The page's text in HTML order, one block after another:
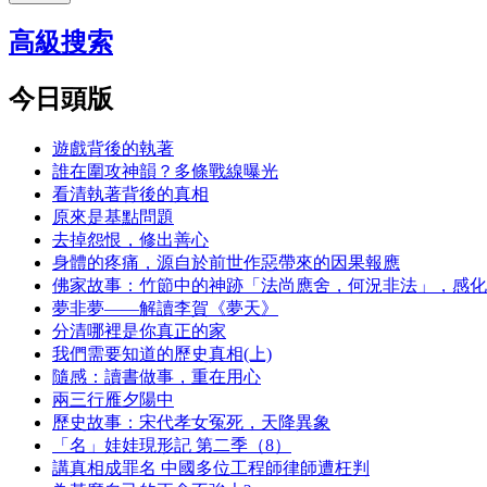
高級搜索
今日頭版
遊戲背後的執著
誰在圍攻神韻？多條戰線曝光
看清執著背後的真相
原來是基點問題
去掉怨恨，修出善心
身體的疼痛，源自於前世作惡帶來的因果報應
佛家故事：竹節中的神跡「法尚應舍，何況非法」，感
夢非夢——解讀李賀《夢天》
分清哪裡是你真正的家
我們需要知道的歷史真相(上)
隨感：讀書做事，重在用心
兩三行雁夕陽中
歷史故事：宋代孝女冤死，天降異象
「名」娃娃現形記 第二季（8）
講真相成罪名 中國多位工程師律師遭枉判